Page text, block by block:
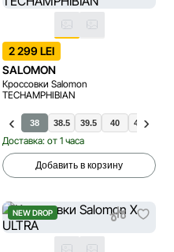
41.5 42.5
2 299 LEI
SALOMON
Кроссовки Salomon
TECHAMPHIBIAN
37.5 38 38.5 39.5 40 40.5
Доставка: от 1 часа
Добавить в корзину
NEW DROP